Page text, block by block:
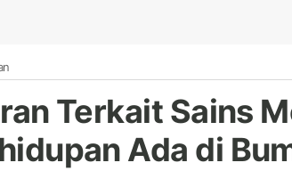
Terkait Sains
Ada di